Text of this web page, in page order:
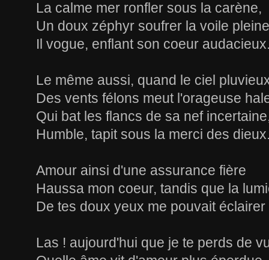
La calme mer ronfler sous la carène,
Un doux zéphyr soufrer la voile
Il vogue, enflant son coeur
Le même aussi, quand le ciel
Des vents félons meut l'orageuse
Qui bat les flancs de sa nef
Humble, tapit sous la merci des
Amour ainsi d'une assurance fière
Haussa mon coeur, tandis que la
De tes doux yeux me pouvait éclairer
Las ! aujourd'hui que je te perds de